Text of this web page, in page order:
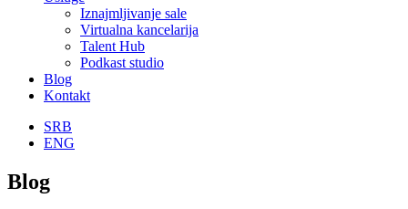
Iznajmljivanje sale
Virtualna kancelarija
Talent Hub
Podkast studio
Blog
Kontakt
SRB
ENG
Blog